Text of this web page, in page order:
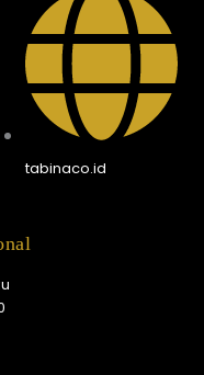
tabinaco.id